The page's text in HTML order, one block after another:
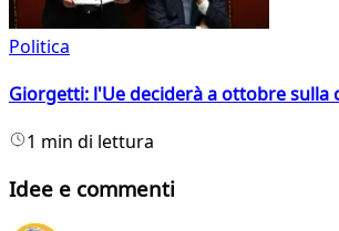
Politica
Giorgetti: l'Ue deciderà a ottobre sulla
1 min di lettura
Idee e commenti